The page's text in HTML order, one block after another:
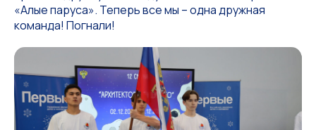
«Алые паруса». Теперь все мы – одна дружная
команда! Погнали!